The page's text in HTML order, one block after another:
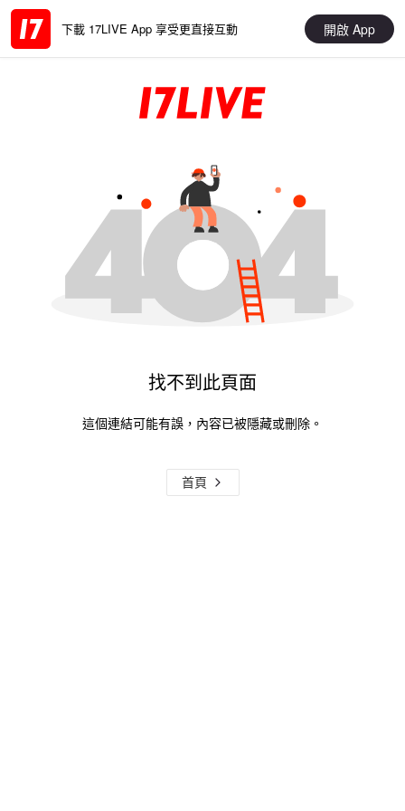
下載 17LIVE App 享受更直接互動 開啟 App
找不到此頁面
這個連結可能有誤，內容已被隱藏或刪除。
首頁